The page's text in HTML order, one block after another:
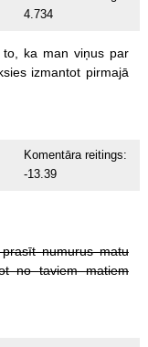
4.734
to, ka man viņus par
izmantot pirmajā
Komentāra reitings:
-13.39
prasīt numurus matu
no taviem matiem